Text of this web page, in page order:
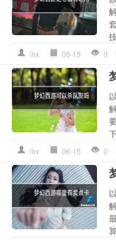
lhx 06-15 0
lhx 06-15 0